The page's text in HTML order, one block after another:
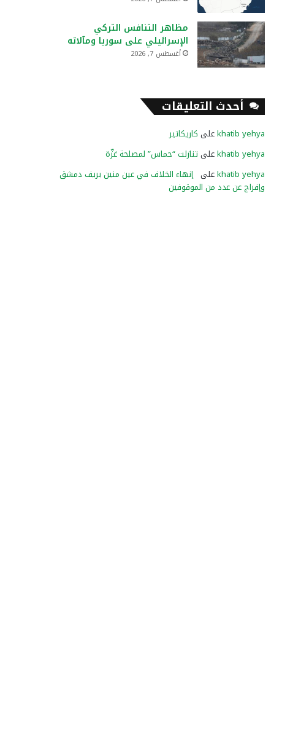
مظاهر التنافس التركي
الإسرائيلي على سوريا ومآلاته
أغسطس 7, 2026
أحدث التعليقات
khatib yehyaعلى كاريكاتير
khatib yehyaعلى تنازلت “حماس” لمصلحة غزّة
khatib yehyaعلى إنهاء الخلاف في عين منين بريف دمشق
وإفراج عن عدد من الموقوفين